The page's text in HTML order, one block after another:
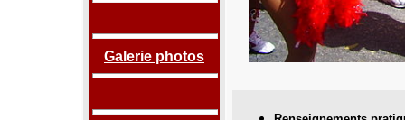
Galerie photos